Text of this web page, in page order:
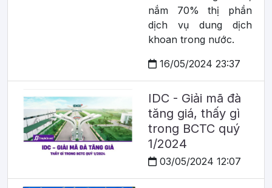
nắm 70% thị phần
dịch vụ dung dịch
khoan trong nước.
16/05/2024 23:37
IDC - Giải mã đà
tăng giá, thấy gì
trong BCTC quý
1/2024
03/05/2024 12:07